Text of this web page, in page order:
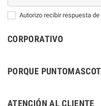
Autorizo recibir respuesta
CORPORATIVO
PORQUE
ATENCIÓN AL CLIENTE